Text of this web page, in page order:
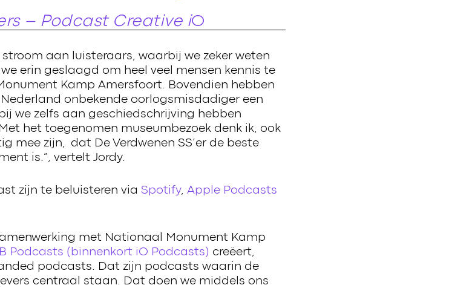
– Podcast Creative iO
aan luisteraars, waarbij we zeker weten
erin geslaagd om heel veel mensen kennis te
Kamp Amersfoort. Bovendien hebben
onbekende oorlogsmisdadiger een
we zelfs aan geschiedschrijving hebben
het toegenomen museumbezoek denk ik, ook
mee zijn, dat De Verdwenen SS’er de beste
is.”, vertelt Jordy.
zijn te beluisteren via Spotify, Apple Podcasts
met Nationaal Monument Kamp
Podcasts (binnenkort iO Podcasts) creëert,
podcasts. Dat zijn podcasts waarin de
centraal staan. Dat doen we middels ons